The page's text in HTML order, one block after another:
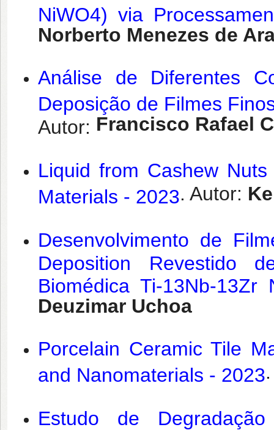
NiWO4) via
Norberto Menezes de
Análise de Diferentes
Deposição de Filmes
Autor: Francisco Rafael
Liquid from Cashew
Materials - 2023. Autor:
Desenvolvimento de
Deposition Revestido
Biomédica Ti-13Nb-13Zr
Deuzimar Uchoa
Porcelain Ceramic Tile
and Nanomaterials - 2023
Estudo de